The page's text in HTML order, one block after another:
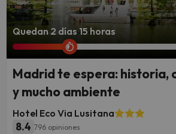
Quedan 2 días 15 horas
Madrid te espera: historia,
y mucho ambiente
Hotel Eco Via Lusitana
8.4 796 opiniones